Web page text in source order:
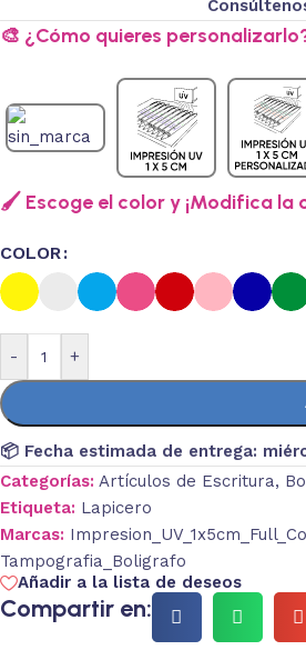
🎨 ¿Cómo quieres
🖌️ Escoge el color y ¡Modifica la
COLOR
- +
📦 Fecha estimada de entrega:
Categorías: Artículos de Escritura,
Etiqueta: Lapicero
Marcas:
Tampografia_Boligrafo
Añadir a la lista de deseos
Compartir en: